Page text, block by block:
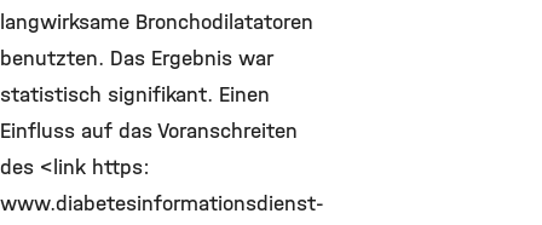
langwirksame Bronchodilatatoren
benutzten. Das Ergebnis war
statistisch signifikant. Einen
Einfluss auf das Voranschreiten
des <link https:
www.diabetesinformationsdienst-